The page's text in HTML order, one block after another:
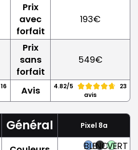
Prix
avec
forfait
193€
Prix
sans
forfait
549€
16
Avis 4.82/5
23
avis
Général Pixel 8a
BLEUNOIRVERT